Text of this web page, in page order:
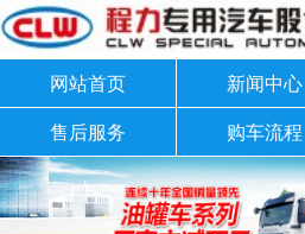
网站首页 新闻中心
售后服务
购车流程